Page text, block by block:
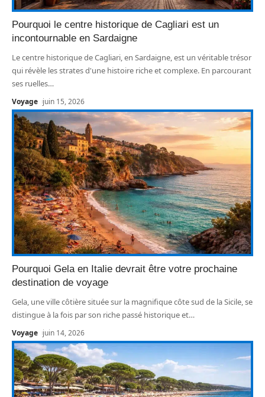
Pourquoi le centre historique de Cagliari est un
incontournable en Sardaigne
Le centre historique de Cagliari, en Sardaigne, est un véritable trésor
qui révèle les strates d'une histoire riche et complexe. En parcourant
ses ruelles…
Voyage juin 15, 2026
Pourquoi Gela en Italie devrait être votre prochaine
destination de voyage
Gela, une ville côtière située sur la magnifique côte sud de la Sicile, se
distingue à la fois par son riche passé historique et…
Voyage juin 14, 2026